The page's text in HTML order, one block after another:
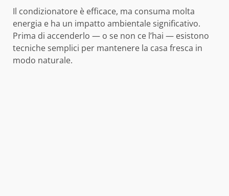
Il condizionatore è efficace, ma consuma molta
energia e ha un impatto ambientale significativo.
Prima di accenderlo — o se non ce l’hai — esistono
tecniche semplici per mantenere la casa fresca in
modo naturale.